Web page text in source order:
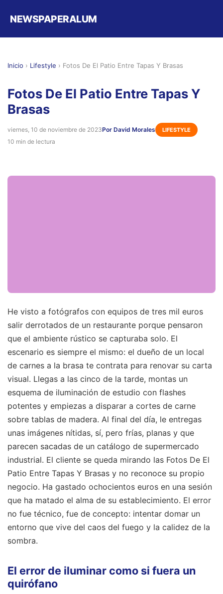
NEWSPAPERALUM
Inicio › Lifestyle › Fotos De El Patio Entre Tapas Y Brasas
Fotos De El Patio Entre Tapas Y
Brasas
viernes, 10 de noviembre de 2023Por David Morales LIFESTYLE
10 min de lectura
He visto a fotógrafos con equipos de tres mil euros
salir derrotados de un restaurante porque pensaron
que el ambiente rústico se capturaba solo. El
escenario es siempre el mismo: el dueño de un local
de carnes a la brasa te contrata para renovar su carta
visual. Llegas a las cinco de la tarde, montas un
esquema de iluminación de estudio con flashes
potentes y empiezas a disparar a cortes de carne
sobre tablas de madera. Al final del día, le entregas
unas imágenes nítidas, sí, pero frías, planas y que
parecen sacadas de un catálogo de supermercado
industrial. El cliente se queda mirando las Fotos De El
Patio Entre Tapas Y Brasas y no reconoce su propio
negocio. Ha gastado ochocientos euros en una sesión
que ha matado el alma de su establecimiento. El error
no fue técnico, fue de concepto: intentar domar un
entorno que vive del caos del fuego y la calidez de la
sombra.
El error de iluminar como si fuera un
quirófano